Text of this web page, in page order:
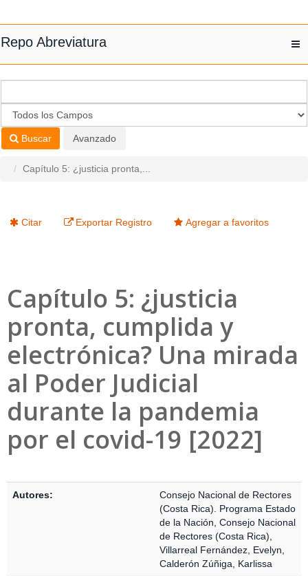
Repo Abreviatura
Buscar Avanzado
Capítulo 5: ¿justicia pronta,...
Citar Exportar Registro Agregar a favoritos
Capítulo 5: ¿justicia
pronta, cumplida y
electrónica? Una mirada
al Poder Judicial
durante la pandemia
por el covid-19 [2022]
Autores:
Consejo Nacional de Rectores
(Costa Rica). Programa Estado
de la Nación Consejo Nacional
de Rectores (Costa Rica)
Villarreal Fernández, Evelyn
Calderón Zúñiga, Karlissa